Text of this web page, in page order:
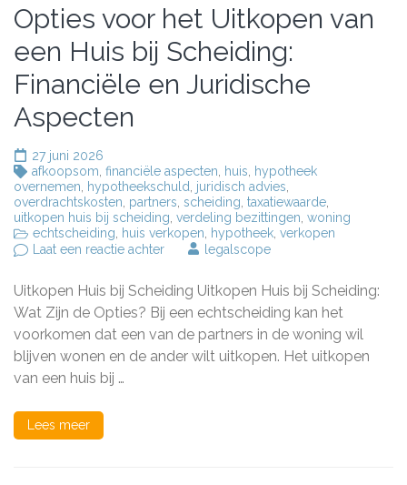
Opties voor het Uitkopen van
een Huis bij Scheiding:
Financiële en Juridische
Aspecten
27 juni 2026
afkoopsom financiële aspecten huis hypotheek
overnemen hypotheekschuld juridisch advies
overdrachtskosten partners scheiding taxatiewaarde
uitkopen huis bij scheiding verdeling bezittingen woning
echtscheiding huis verkopen hypotheek verkopen
Laat een reactie achterop
het
Uitkopen
een
Huis
legalscope
Uitkopen Huis bij Scheiding Uitkopen Huis bij Scheiding:
Wat Zijn de Opties? Bij een echtscheiding kan het
voorkomen dat een van de partners in de woning wil
blijven wonen en de ander wilt uitkopen. Het uitkopen
van een huis bij …
Lees meer